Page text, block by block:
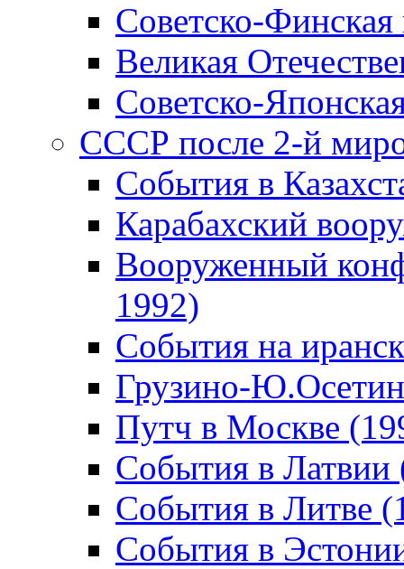
Советско-
Великая
Советско-
СССР после 2-й
События в
Карабахский
Вооруженный
1992)
События на
Грузино-
Путч в Москве
События в Латвии
События в Литве
События в